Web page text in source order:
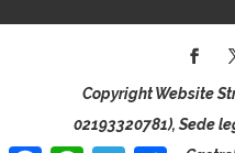
Copyright Website
02193320781), Sede